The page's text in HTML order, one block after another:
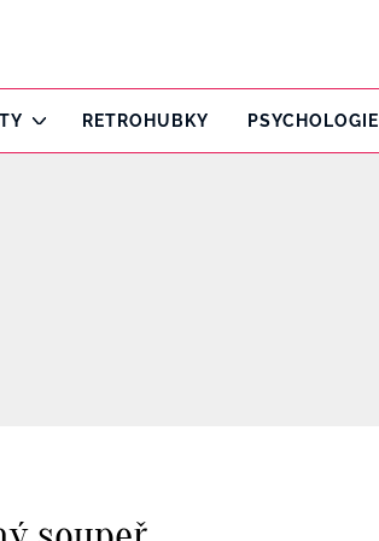
RETROHUBKY PSYCHOLOGIE